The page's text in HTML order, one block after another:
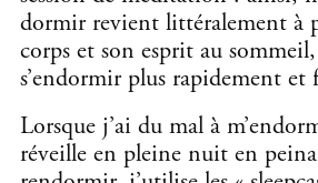
dormir revient littéralement à
corps et son esprit au
s’endormir plus rapidement et
Lorsque j’ai du mal à
réveille en pleine nuit en